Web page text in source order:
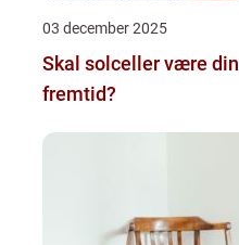
03 december 2025
Skal solceller være din
fremtid?